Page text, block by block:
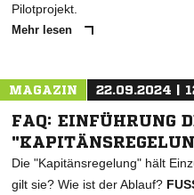
Pilotprojekt.
Mehr lesen
MAGAZIN 22.09.2024 |
FAQ: EINFÜHRUNG
Die "Kapitänsregelung" hält
gilt sie? Wie ist der Ablauf?